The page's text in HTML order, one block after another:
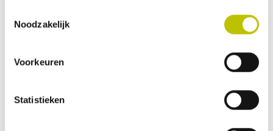
Noodzakelijk
Voorkeuren
Statistieken
Beoordeling schrijven